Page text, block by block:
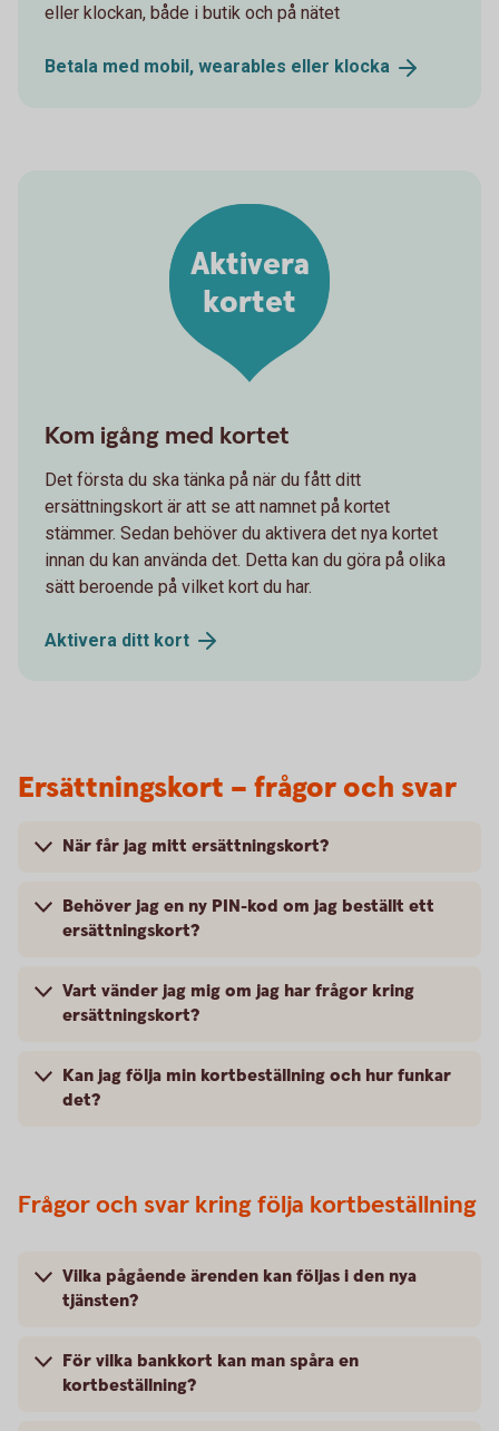
eller klockan, både i butik och på nätet
Betala med mobil, wearables eller klocka
Aktivera
kortet
Kom igång med kortet
Det första du ska tänka på när du fått ditt
ersättningskort är att se att namnet på kortet
stämmer. Sedan behöver du aktivera det nya kortet
innan du kan använda det. Detta kan du göra på olika
sätt beroende på vilket kort du har.
Aktivera ditt kort
Ersättningskort – frågor och svar
När får jag mitt ersättningskort?
Behöver jag en ny PIN-kod om jag beställt ett
ersättningskort?
Vart vänder jag mig om jag har frågor kring
ersättningskort?
Kan jag följa min kortbeställning och hur funkar
det?
Frågor och svar kring följa kortbeställning
Vilka pågående ärenden kan följas i den nya
tjänsten?
För vilka bankkort kan man spåra en
kortbeställning?